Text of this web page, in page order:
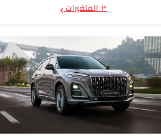
٣ المتغيرات